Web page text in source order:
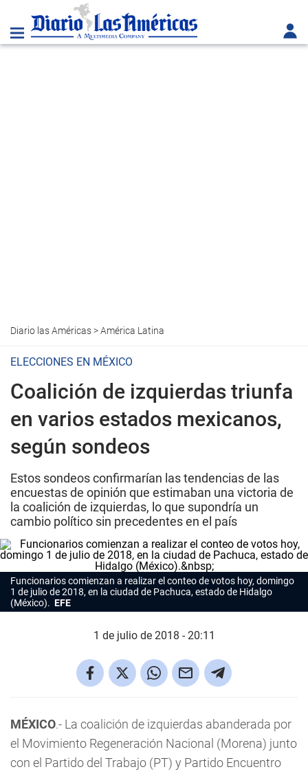
Diario las Américas>América Latina
ELECCIONES EN MÉXICO
Coalición de izquierdas triunfa
en varios estados mexicanos,
según sondeos
Estos sondeos confirmarían las tendencias de las
encuestas de opinión que estimaban una victoria de
la coalición de izquierdas, lo que supondría un
cambio político sin precedentes en el país
Funcionarios comienzan a realizar el conteo de votos hoy, domingo
1 de julio de 2018, en la ciudad de Pachuca, estado de Hidalgo
(México). EFE
1 de julio de 2018 - 20:11
MÉXICO.- La coalición de izquierdas abanderada por
el Movimiento Regeneración Nacional (Morena) junto
con el Partido del Trabajo (PT) y Partido Encuentro